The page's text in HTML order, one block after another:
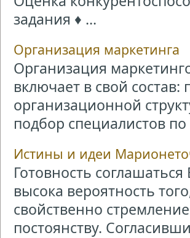
задания ♦ ...
Организация маркетинга
Организация
включает в свой
организационной
подбор специалистов
Истины и идеи
Готовность
высока вероятность
свойственно
постоянству.